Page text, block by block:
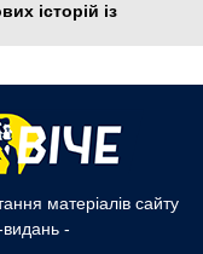
історій із
матеріалів сайту
-